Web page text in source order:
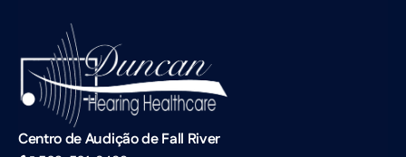
Centro de Audição de Fall River